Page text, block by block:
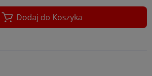
Dodaj do Koszyka